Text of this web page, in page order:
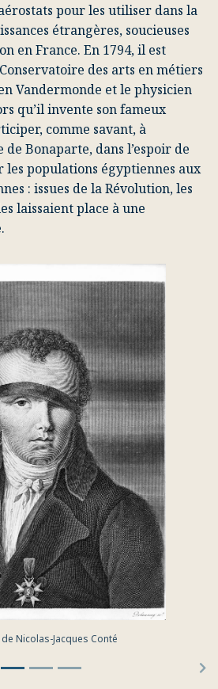
pour les utiliser dans la
étrangères, soucieuses
en France. En 1794, il est
des arts en métiers
Vandermonde et le physicien
qu’il invente son fameux
comme savant, à
de Bonaparte, dans l’espoir de
populations égyptiennes aux
: issues de la Révolution, les
laissaient place à une
Tableau des opérations